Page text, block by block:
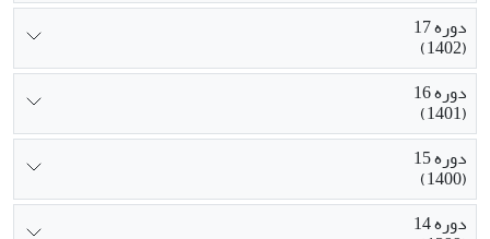
دوره 17
(1402)
دوره 16
(1401)
دوره 15
(1400)
دوره 14